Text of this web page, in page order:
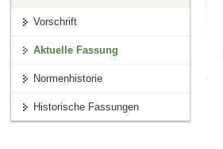
Vorschrift
Aktuelle Fassung
Normenhistorie
Historische Fassungen